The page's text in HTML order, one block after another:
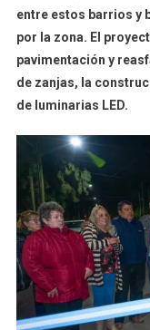
entre estos barrios y
por la zona. El
pavimentación y
de zanjas, la
de luminarias LED.